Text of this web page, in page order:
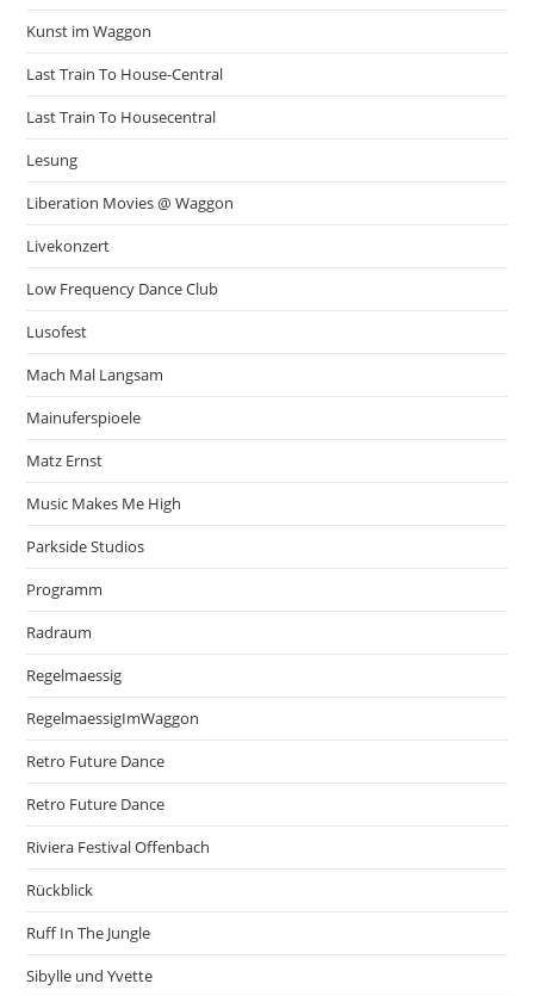
Kunst im Waggon
Last Train To House-Central
Last Train To Housecentral
Lesung
Liberation Movies @ Waggon
Livekonzert
Low Frequency Dance Club
Lusofest
Mach Mal Langsam
Mainuferspioele
Matz Ernst
Music Makes Me High
Parkside Studios
Programm
Radraum
Regelmaessig
RegelmaessigImWaggon
Retro Future Dance
Retro Future Dance
Riviera Festival Offenbach
Rückblick
Ruff In The Jungle
Sibylle und Yvette